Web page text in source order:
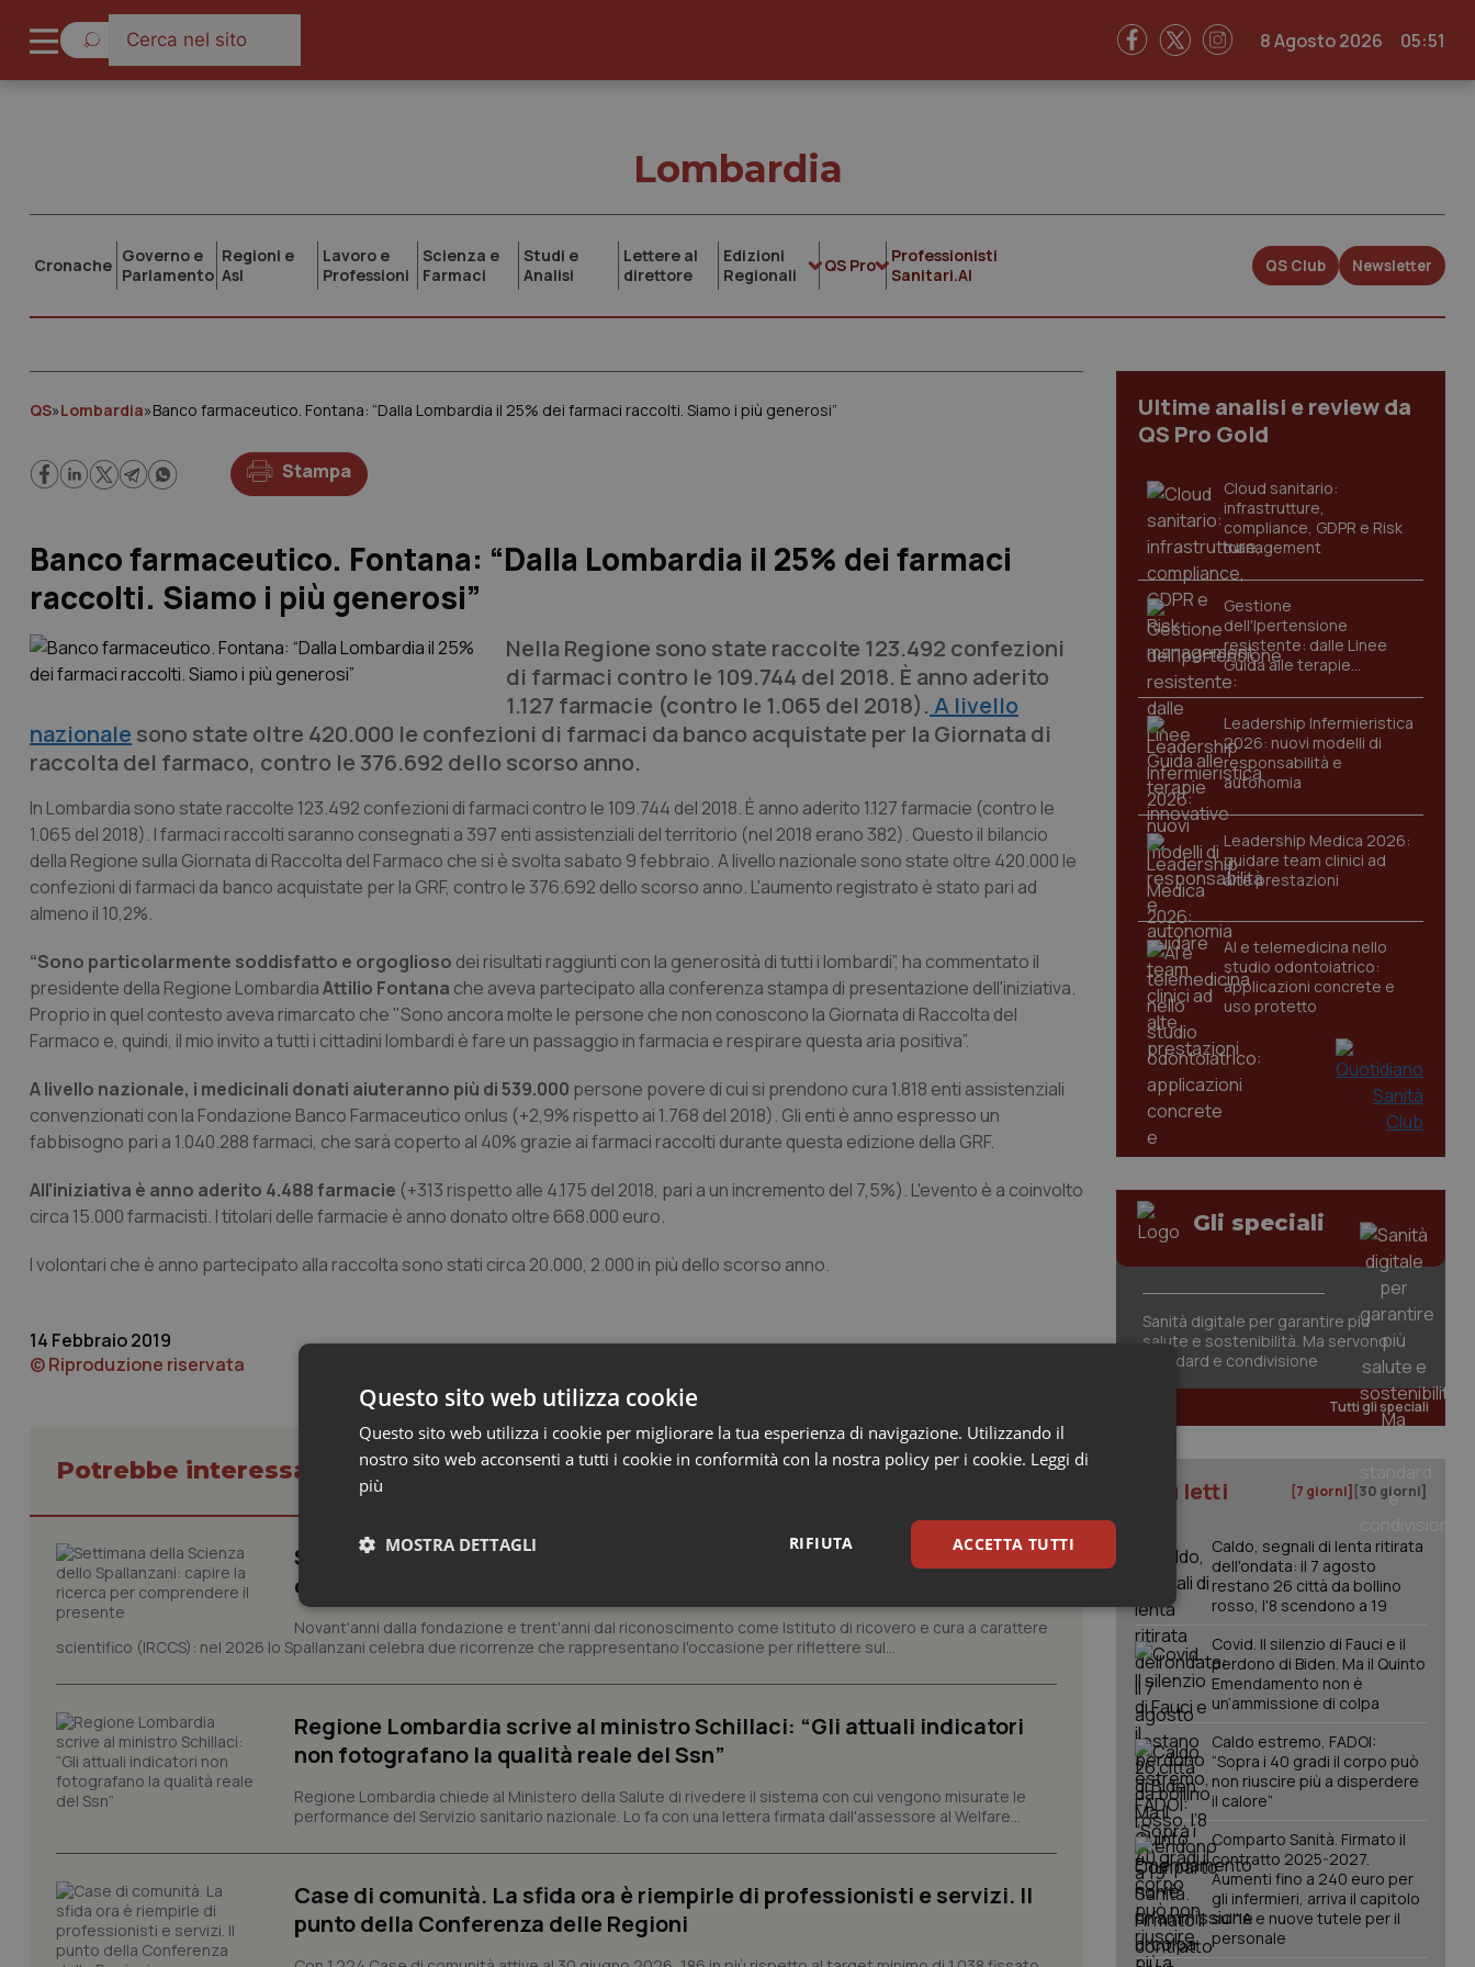
8 Agosto 2026 05:51
Lombardia
Cronache Governo e
Parlamento
Regioni e
Asl
Lavoro e
Professioni
Scienza e
Farmaci
Studi e
Analisi
Lettere al
direttore
Edizioni
Regionali
QS Pro
Professionisti
Sanitari.AI
QS Club Newsletter
QS»Lombardia»Banco farmaceutico. Fontana: “Dalla Lombardia il 25% dei farmaci raccolti. Siamo i più generosi”
Stampa
Banco farmaceutico. Fontana: “Dalla Lombardia il 25% dei farmaci
raccolti. Siamo i più generosi”
Nella Regione sono state raccolte 123.492 confezioni
di farmaci contro le 109.744 del 2018. È anno aderito
1.127 farmacie (contro le 1.065 del 2018). A livello
nazionale sono state oltre 420.000 le confezioni di farmaci da banco acquistate per la Giornata di
raccolta del farmaco, contro le 376.692 dello scorso anno.
In Lombardia sono state raccolte 123.492 confezioni di farmaci contro le 109.744 del 2018. È anno aderito 1.127 farmacie (contro le
1.065 del 2018). I farmaci raccolti saranno consegnati a 397 enti assistenziali del territorio (nel 2018 erano 382). Questo il bilancio
della Regione sulla Giornata di Raccolta del Farmaco che si è svolta sabato 9 febbraio. A livello nazionale sono state oltre 420.000 le
confezioni di farmaci da banco acquistate per la GRF, contro le 376.692 dello scorso anno. L'aumento registrato è stato pari ad
almeno il 10,2%.
“Sono particolarmente soddisfatto e orgoglioso dei risultati raggiunti con la generosità di tutti i lombardi”, ha commentato il
presidente della Regione LombardiaAttilio Fontana che aveva partecipato alla conferenza stampa di presentazione dell'iniziativa.
Proprio in quel contesto aveva rimarcato che "Sono ancora molte le persone che non conoscono la Giornata di Raccolta del
Farmaco e, quindi, il mio invito a tutti i cittadini lombardi è fare un passaggio in farmacia e respirare questa aria positiva”.
A livello nazionale, i medicinali donati aiuteranno più di 539.000 persone povere di cui si prendono cura 1.818 enti assistenziali
convenzionati con la Fondazione Banco Farmaceutico onlus (+2,9% rispetto ai 1.768 del 2018). Gli enti è anno espresso un
fabbisogno pari a 1.040.288 farmaci, che sarà coperto al 40% grazie ai farmaci raccolti durante questa edizione della GRF.
All'iniziativa è anno aderito 4.488 farmacie (+313 rispetto alle 4.175 del 2018, pari a un incremento del 7,5%). L'evento è a coinvolto
circa 15.000 farmacisti. I titolari delle farmacie è anno donato oltre 668.000 euro.
I volontari che è anno partecipato alla raccolta sono stati circa 20.000, 2.000 in più dello scorso anno.
14 Febbraio 2019
© Riproduzione riservata
Potrebbe interessarti in Lombardia
Settimana della Scienza dello Spallanzani: capire la ricerca per
comprendere il presente
Novant'anni dalla fondazione e trent'anni dal riconoscimento come Istituto di ricovero e cura a carattere
scientifico (IRCCS): nel 2026 lo Spallanzani celebra due ricorrenze che rappresentano l'occasione per riflettere sul...
Regione Lombardia scrive al ministro Schillaci: “Gli attuali indicatori
non fotografano la qualità reale del Ssn”
Regione Lombardia chiede al Ministero della Salute di rivedere il sistema con cui vengono misurate le
performance del Servizio sanitario nazionale. Lo fa con una lettera firmata dall'assessore al Welfare...
Case di comunità. La sfida ora è riempirle di professionisti e servizi. Il
punto della Conferenza delle Regioni
Ultime analisi e review da
QS Pro Gold
Cloud sanitario:
infrastrutture,
compliance, GDPR e Risk
management
Gestione
dell'Ipertensione
resistente: dalle Linee
Guida alle terapie
innovative
Leadership Infermieristica
2026: nuovi modelli di
responsabilità e
autonomia
Leadership Medica 2026:
guidare team clinici ad
alte prestazioni
AI e telemedicina nello
studio odontoiatrico:
applicazioni concrete e
uso protetto
Gli speciali
Sanità digitale per garantire più
salute e sostenibilità. Ma servono
standard e condivisione
Tutti gli speciali
I più letti [7 giorni] [30 giorni]
Caldo, segnali di lenta ritirata
dell'ondata: il 7 agosto
restano 26 città da bollino
rosso, l'8 scendono a 19
Covid. Il silenzio di Fauci e il
perdono di Biden. Ma il Quinto
Emendamento non è
un’ammissione di colpa
Caldo estremo, FADOI:
“Sopra i 40 gradi il corpo può
non riuscire più a disperdere
il calore”
Comparto Sanità. Firmato il
contratto 2025-2027.
Aumenti fino a 240 euro per
gli infermieri, arriva il capitolo
sull'IA e nuove tutele per il
personale
Questo sito web utilizza cookie
Questo sito web utilizza i cookie per migliorare la tua esperienza di navigazione. Utilizzando il
nostro sito web acconsenti a tutti i cookie in conformità con la nostra policy per i cookie. Leggi di
più
ACCETTA TUTTI
RIFIUTA
MOSTRA DETTAGLI
Necessari Statistici Marketing
Necessari Statistici
I cookie necessari contribuiscono a rendere fruibile il sito web abilitandone funzionalità di base quali la navigazione sulle pagine
e l'accesso alle aree protette del sito. Il sito web non è in grado di funzionare correttamente senza questi cookie.
Nome
Fornitore/Dominio Scadenza
Descrizione
VISITOR_PRIVACY_METADATA
YouTube
.youtube.com
5 mesi 4
settimane
Questo cookie viene utilizzato per memorizzare le
scelte di consenso e privacy dell'utente per la loro